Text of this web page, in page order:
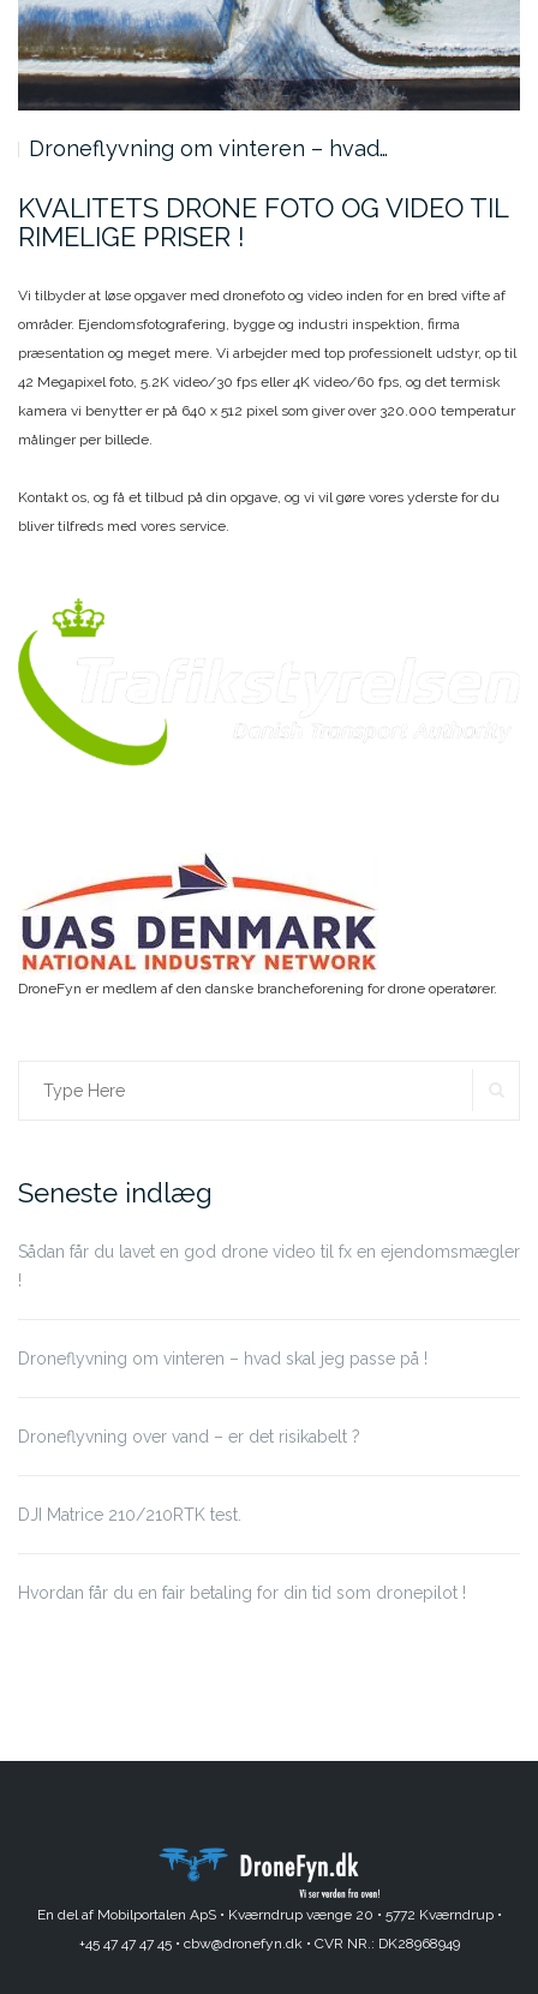
Droneflyvning om vinteren – hvad…
KVALITETS DRONE FOTO OG VIDEO TIL
RIMELIGE PRISER !
Vi tilbyder at løse opgaver med dronefoto og video inden for en bred vifte af
områder. Ejendomsfotografering, bygge og industri inspektion, firma
præsentation og meget mere. Vi arbejder med top professionelt udstyr, op til
42 Megapixel foto, 5.2K video/30 fps eller 4K video/60 fps, og det termisk
kamera vi benytter er på 640 x 512 pixel som giver over 320.000 temperatur
målinger per billede.
Kontakt os, og få et tilbud på din opgave, og vi vil gøre vores yderste for du
bliver tilfreds med vores service.
DroneFyn er medlem af den danske brancheforening for drone operatører.
Search
Seneste indlæg
Sådan får du lavet en god drone video til fx en ejendomsmægler
!
Droneflyvning om vinteren – hvad skal jeg passe på !
Droneflyvning over vand – er det risikabelt ?
DJI Matrice 210/210RTK test.
Hvordan får du en fair betaling for din tid som dronepilot !
En del af Mobilportalen ApS • Kværndrup vænge 20 • 5772 Kværndrup •
+45 47 47 47 45 • cbw@dronefyn.dk • CVR NR.: DK28968949